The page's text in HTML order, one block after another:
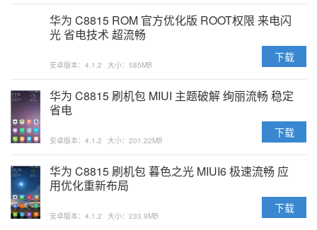
华为 C8815 ROM 官方优化版 ROOT权限 来电闪
光 省电技术 超流畅
安卓版本：4.1.2 大小：585MB
下载
华为 C8815 刷机包 MIUI 主题破解 绚丽流畅 稳定
省电
安卓版本：4.1.2 大小：201.22MB
下载
华为 C8815 刷机包 暮色之光 MIUI6 极速流畅 应
用优化重新布局
安卓版本：4.1.2 大小：233.9MB
下载